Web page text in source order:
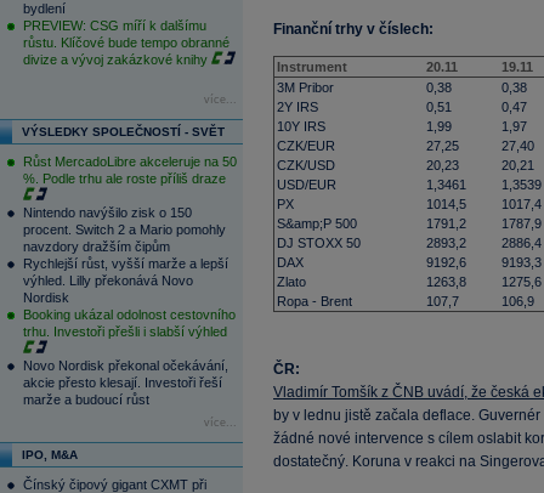
bydlení
PREVIEW: CSG míří k dalšímu
růstu. Klíčové bude tempo obranné
divize a vývoj zakázkové knihy
více...
VÝSLEDKY SPOLEČNOSTÍ - SVĚT
Růst MercadoLibre akceleruje na 50
%. Podle trhu ale roste příliš draze
Nintendo navýšilo zisk o 150
procent. Switch 2 a Mario pomohly
navzdory dražším čipům
Rychlejší růst, vyšší marže a lepší
výhled. Lilly překonává Novo
Nordisk
Booking ukázal odolnost cestovního
trhu. Investoři přešli i slabší výhled
Novo Nordisk překonal očekávání,
akcie přesto klesají. Investoři řeší
marže a budoucí růst
více...
IPO, M&A
Čínský čipový gigant CXMT při
Finanční trhy v číslech:
Instrument 20.11
19.11
3M Pribor
0,38
0,38
2Y IRS
0,51
0,47
10Y IRS
1,99
1,97
CZK/EUR
27,25
27,40
CZK/USD
20,23
20,21
USD/EUR
1,3461
1,3539
PX
1014,5
1017,4
S&amp;P 500
1791,2
1787,9
DJ STOXX 50
2893,2
2886,4
DAX
9192,6
9193,3
Zlato
1263,8
1275,6
Ropa - Brent
107,7 106,9
ČR:
Vladimír Tomšík z ČNB uvádí, že česká
by v lednu jistě začala deflace.
žádné nové intervence s cílem oslabit
dostatečný. Koruna v reakci na